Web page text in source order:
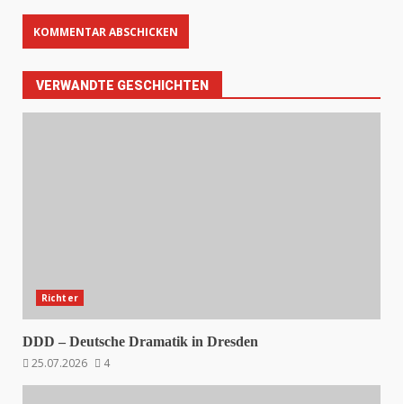
VERWANDTE GESCHICHTEN
Richter
DDD – Deutsche Dramatik in Dresden
25.07.2026
4